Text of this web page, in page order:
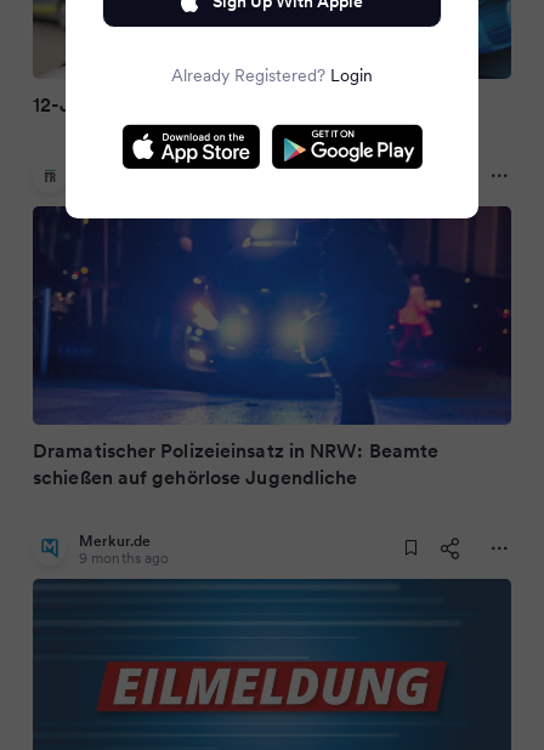
12-Jährige mit Messern von Polizei angeschossen
Frankfurter Rundschau
Dramatischer Polizeieinsatz in NRW: Beamte
schießen auf gehörlose Jugendliche
Merkur.de
9 months ago
Already Registered? Login